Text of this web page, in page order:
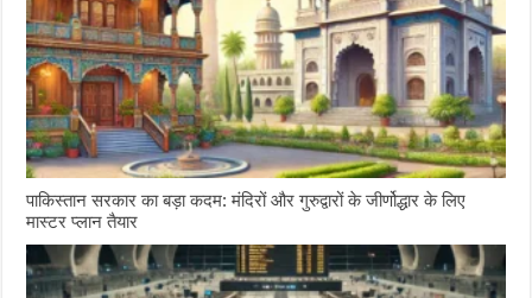
पाकिस्तान सरकार का बड़ा कदम: मंदिरों और गुरुद्वारों के जीर्णोद्धार के लिए
मास्टर प्लान तैयार